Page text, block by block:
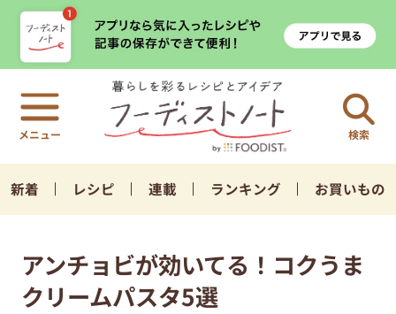
検索
新着 レシピ 連載 ランキング お買いもの
アンチョビが効いてる！コクうま
クリームパスタ5選